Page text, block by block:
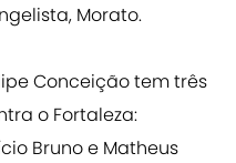
Morato.
Conceição tem três
o Fortaleza:
Bruno e Matheus